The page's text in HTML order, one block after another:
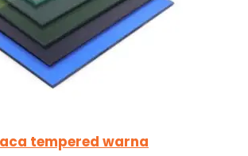
tempered warna